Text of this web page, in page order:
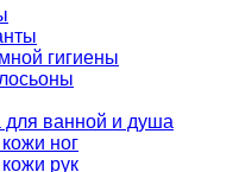
гигиены
для ванной и душа
ног
рук